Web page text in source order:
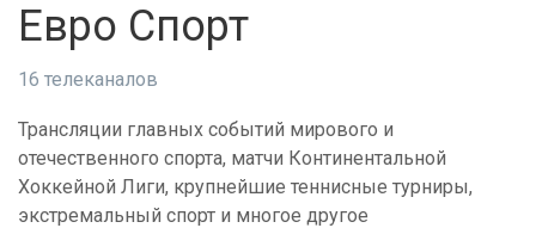
Евро Спорт
16 телеканалов
Трансляции главных событий мирового и
отечественного спорта, матчи Континентальной
Хоккейной Лиги, крупнейшие теннисные турниры,
экстремальный спорт и многое другое